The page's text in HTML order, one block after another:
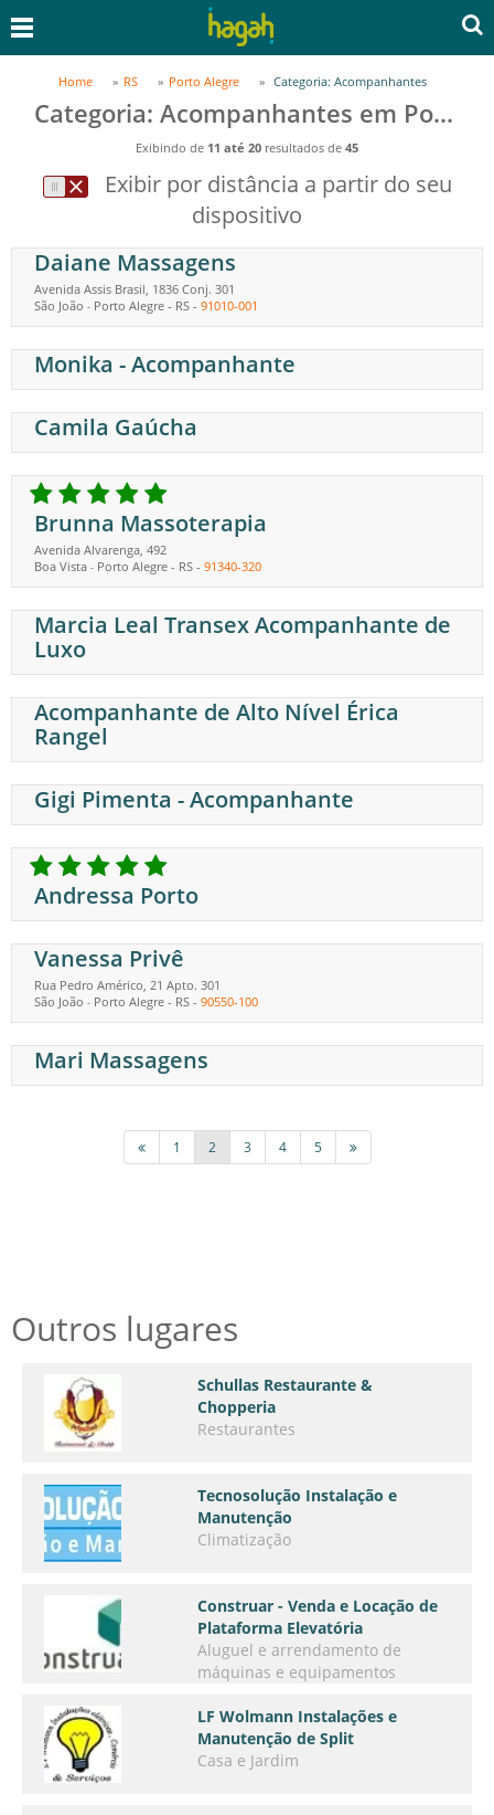
Home RS Porto Alegre Categoria: Acompanhantes
Categoria: Acompanhantes em Porto Alegre, RS
Exibindo de 11 até 20 resultados de 45
Exibir por distância a partir do seu
dispositivo
Daiane Massagens
Avenida Assis Brasil, 1836 Conj. 301
São João - Porto Alegre - RS - 91010-001
Monika - Acompanhante
Camila Gaúcha
Brunna Massoterapia
Avenida Alvarenga, 492
Boa Vista - Porto Alegre - RS - 91340-320
Marcia Leal Transex Acompanhante de
Luxo
Acompanhante de Alto Nível Érica
Rangel
Gigi Pimenta - Acompanhante
Andressa Porto
Vanessa Privê
Rua Pedro Américo, 21 Apto. 301
São João - Porto Alegre - RS - 90550-100
Mari Massagens
1 2 3 4 5
Outros lugares
Schullas Restaurante &
Chopperia
Restaurantes
Tecnosolução Instalação e
Manutenção
Climatização
Construar - Venda e Locação de
Plataforma Elevatória
Aluguel e arrendamento de
máquinas e equipamentos
LF Wolmann Instalações e
Manutenção de Split
Casa e Jardim